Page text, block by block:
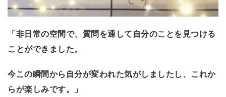
「非日常の空間で、質問を通して自分のことを見つける
ことができました。
今この瞬間から自分が変われた気がしましたし、これか
らが楽しみです。」